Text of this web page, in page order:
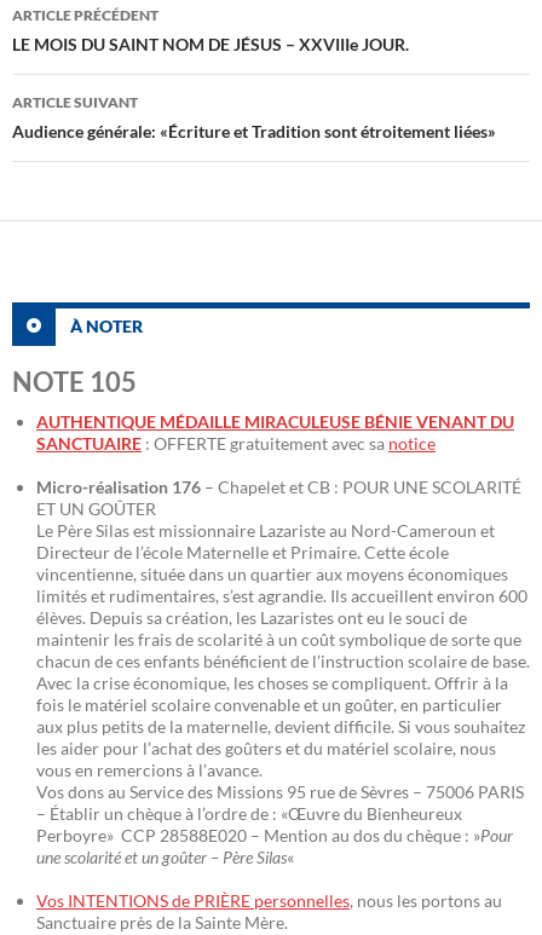
des
articles
ARTICLE PRÉCÉDENT
LE MOIS DU SAINT NOM DE JÉSUS – XXVIIIe JOUR.
ARTICLE SUIVANT
Audience générale: «Écriture et Tradition sont étroitement liées»
À NOTER
NOTE 105
AUTHENTIQUE MÉDAILLE MIRACULEUSE BÉNIE VENANT DU
SANCTUAIRE : OFFERTE gratuitement avec sa notice
Micro-réalisation 176 – Chapelet et CB : POUR UNE SCOLARITÉ
ET UN GOÛTER
Le Père Silas est missionnaire Lazariste au Nord-Cameroun et
Directeur de l’école Maternelle et Primaire. Cette école
vincentienne, située dans un quartier aux moyens économiques
limités et rudimentaires, s’est agrandie. Ils accueillent environ 600
élèves. Depuis sa création, les Lazaristes ont eu le souci de
maintenir les frais de scolarité à un coût symbolique de sorte que
chacun de ces enfants bénéficient de l’instruction scolaire de base.
Avec la crise économique, les choses se compliquent. Offrir à la
fois le matériel scolaire convenable et un goûter, en particulier
aux plus petits de la maternelle, devient difficile. Si vous souhaitez
les aider pour l’achat des goûters et du matériel scolaire, nous
vous en remercions à l’avance.
Vos dons au Service des Missions 95 rue de Sèvres – 75006 PARIS
– Établir un chèque à l’ordre de : «Œuvre du Bienheureux
Perboyre» CCP 28588E020 – Mention au dos du chèque : »Pour
une scolarité et un goûter – Père Silas«
Vos INTENTIONS de PRIÈRE personnelles, nous les portons au
Sanctuaire près de la Sainte Mère.